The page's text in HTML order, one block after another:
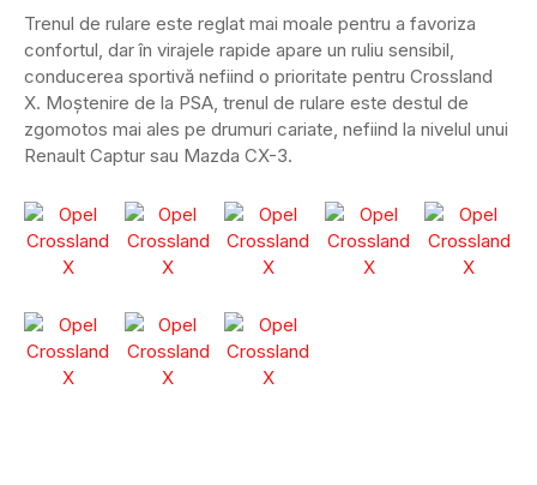
Trenul de rulare este reglat mai moale pentru a favoriza
confortul, dar în virajele rapide apare un ruliu sensibil,
conducerea sportivă nefiind o prioritate pentru Crossland
X. Moștenire de la PSA, trenul de rulare este destul de
zgomotos mai ales pe drumuri cariate, nefiind la nivelul unui
Renault Captur sau Mazda CX-3.